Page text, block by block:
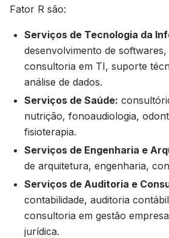
Fator R são:
Serviços de Tecnologia da
desenvolvimento de
consultoria em TI, suporte
análise de dados.
Serviços de Saúde:
nutrição, fonoaudiologia,
fisioterapia.
Serviços de Engenharia e
de arquitetura, engenharia,
Serviços de Auditoria e
contabilidade, auditoria
consultoria em gestão
jurídica.